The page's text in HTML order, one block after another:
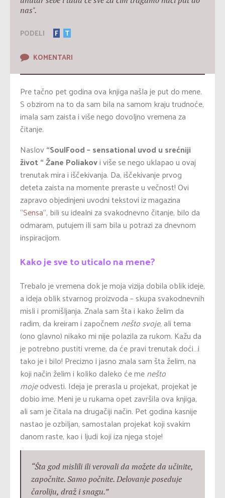
nas".
PODELI F T
KOMENTARI
Pre tačno pet godina ova knjiga našla je put do mene.
S obzirom na to da sam bila na samom kraju trudnoće,
imala sam zaista i više nego dovoljno vremena za
čitanje.
Naslov“SoulFood – sensational uvod u srećniji
život “Žane Poliakovi više se nego uklapao u ovaj
trenutak mira i iščekivanja. Da, iščekivanje prvog
deteta zaista na momente preraste u večnost! Ovi
zapravo objedinjeni uvodni tekstovi iz magazina
“Sensa“, bili su idealni za svakodnevno čitanje, bilo da
odmaram, putujem ili sam bila u potrazi za dnevnom
inspiracijom.
Kako je sve to uticalo na mene?
Trebalo je vremena dok je moja vizija dobila oblik ideje,
a ideja oblik stvarnog proizvoda – skupa svakodnevnih
misli i promišljanja. Znala sam šta i kako želim da
radim, da kreiram i započnem nešto svoje, ali tema
(ono glavno) nikako mi nije polazila za rukom. Kažu da
je potrebno pustiti vreme, da će pravi trenutak doći…i
tako je i bilo! Precizno i jasno znala sam šta želim, na
koji način želim i koliko daleko će menešto
mojeodvesti. Ideja je prerasla u projekat, projekat je
dobio ime. Meni je u rukama opet završila ova knjiga,
ali sam je čitala na drugačiji način. Pet godina kasnije
nastao je ozbiljan, samostalan projekat koji svakim
danom raste, kao i ljudi koji iza njega stoje!
“Šta god mislili ili verovali da možete da učinite,
započnite. Samo počnite.Delovanje poseduje
čaroliju, draž i snagu.”